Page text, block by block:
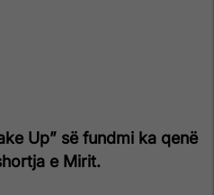
Up” së fundmi ka qenë
e Mirit.